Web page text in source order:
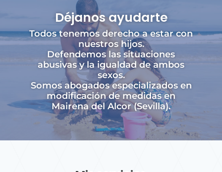
Déjanos ayudarte
Todos tenemos derecho a estar con
nuestros hijos.
Defendemos las situaciones
abusivas y la igualdad de ambos
sexos.
Somos abogados especializados en
modificación de medidas en
Mairena del Alcor (Sevilla).